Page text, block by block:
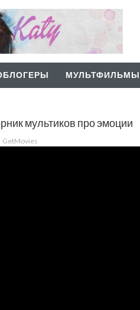
МУЛЬТФИЛЬМЫ
мультиков про эмоции
GetMovies